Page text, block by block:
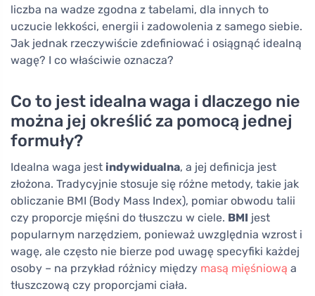
liczba na wadze zgodna z tabelami, dla innych to
uczucie lekkości, energii i zadowolenia z samego siebie.
Jak jednak rzeczywiście zdefiniować i osiągnąć idealną
wagę? I co właściwie oznacza?
Co to jest idealna waga i dlaczego nie
można jej określić za pomocą jednej
formuły?
Idealna waga jest indywidualna, a jej definicja jest
złożona. Tradycyjnie stosuje się różne metody, takie jak
obliczanie BMI (Body Mass Index), pomiar obwodu talii
czy proporcje mięśni do tłuszczu w ciele. BMI jest
popularnym narzędziem, ponieważ uwzględnia wzrost i
wagę, ale często nie bierze pod uwagę specyfiki każdej
osoby – na przykład różnicy między masą mięśniową a
tłuszczową czy proporcjami ciała.